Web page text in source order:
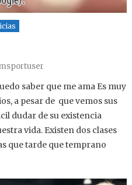
saber que me ama Es muy
a pesar de que vemos sus
dudar de su existencia
vida. Existen dos clases
que tarde que temprano